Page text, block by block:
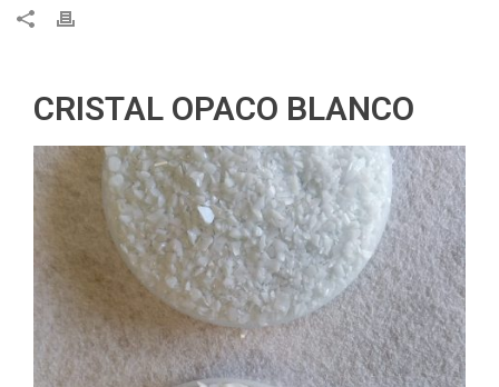
CRISTAL OPACO BLANCO